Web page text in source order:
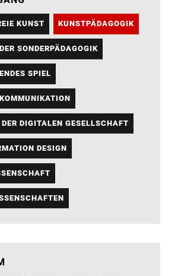
KUNST KUNSTPÄDAGOGIK
SONDERPÄDAGOGIK
SPIEL
DIGITALEN GESELLSCHAFT
DESIGN